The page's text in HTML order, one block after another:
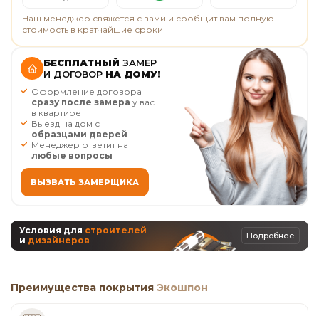
Наш менеджер свяжется с вами и сообщит вам полную
стоимость в кратчайшие сроки
БЕСПЛАТНЫЙ ЗАМЕР
И ДОГОВОР НА ДОМУ!
Оформление договора
сразу после замера у вас
в квартире
Выезд на дом с
образцами дверей
Менеджер ответит на
любые вопросы
ВЫЗВАТЬ ЗАМЕРЩИКА
Условия для строителей
и дизайнеров Подробнее
Преимущества покрытия Экошпон